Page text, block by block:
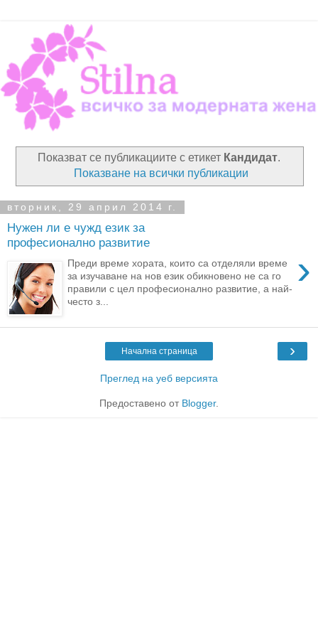
Показват се публикациите с етикет Кандидат.
Показване на всички публикации
вторник, 29 април 2014 г.
Нужен ли е чужд език за
професионално развитие
›
Преди време хората, които са отделяли време
за изучаване на нов език обикновено не са го
правили с цел професионално развитие, а най-
често з...
›
Начална страница
Преглед на уеб версията
Предоставено от Blogger.